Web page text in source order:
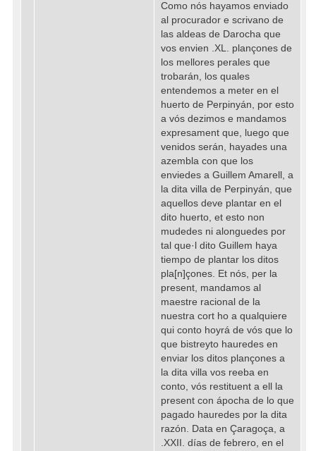
Como nós hayamos enviado
al procurador e scrivano de
las aldeas de Darocha que
vos envien .XL. plançones de
los mellores perales que
trobarán, los quales
entendemos a meter en el
huerto de Perpinyán, por esto
a vós dezimos e mandamos
expresament que, luego que
venidos serán, hayades una
azembla con que los
enviedes a Guillem Amarell, a
la dita villa de Perpinyán, que
aquellos deve plantar en el
dito huerto, et esto non
mudedes ni alonguedes por
tal que·l dito Guillem haya
tiempo de plantar los ditos
pla[n]çones. Et nós, per la
present, mandamos al
maestre racional de la
nuestra cort ho a qualquiere
qui conto hoyrá de vós que lo
que bistreyto hauredes en
enviar los ditos plançones a
la dita villa vos reeba en
conto, vós restituent a ell la
present con ápocha de lo que
pagado hauredes por la dita
razón. Data en Çaragoça, a
.XXII. días de febrero, en el